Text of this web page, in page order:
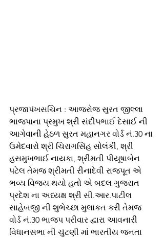
પ્રજાપંખસચિન : આજરોજ સુરત જીલ્લા
ભાજપાના પ્રમુખ શ્રી સંદીપભાઈ દેસાઈ ની
આગેવાની હેઠળ સુરત મહાનગર વોર્ડ નં.30 ના
ઉમેદવારો શ્રી ચિરાગસિંહ સોલંકી, શ્રી
હસમુખભાઈ નાયકા, શ્રીમતી પીયૂષાબેન
પટેલ તેમજ શ્રીમતી રીનાદેવી રાજપૂત એ
ભવ્ય વિજય થયો હતો એ બદલ ગુજરાત
પ્રદેશ ના અધ્યક્ષ શ્રી સી.આર.પાટીલ
સાહેબજી ની શુભેચ્છા મુલાકત કરી તેમજ
વોર્ડ નં.30 ભાજપ પરીવાર દ્વારા આવનારી
વિધાનસભા ની ચુંટણી માં ભારતીય જનતા